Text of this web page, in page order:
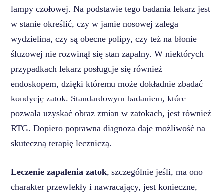
lampy czołowej. Na podstawie tego badania lekarz jest
w stanie określić, czy w jamie nosowej zalega
wydzielina, czy są obecne polipy, czy też na błonie
śluzowej nie rozwinął się stan zapalny. W niektórych
przypadkach lekarz posługuje się również
endoskopem, dzięki któremu może dokładnie zbadać
kondycję zatok. Standardowym badaniem, które
pozwala uzyskać obraz zmian w zatokach, jest również
RTG. Dopiero poprawna diagnoza daje możliwość na
skuteczną terapię leczniczą.
Leczenie zapalenia zatok, szczególnie jeśli, ma ono
charakter przewlekły i nawracający, jest konieczne,